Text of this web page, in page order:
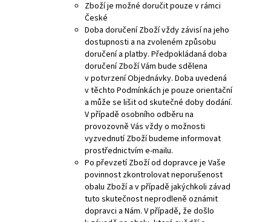
Zboží je možné doručit pouze v rámci
České
Doba doručení Zboží vždy závisí na jeho
dostupnosti a na zvoleném způsobu
doručení a platby. Předpokládaná doba
doručení Zboží Vám bude sdělena
v potvrzení Objednávky. Doba uvedená
v těchto Podmínkách je pouze orientační
a může se lišit od skutečné doby dodání.
V případě osobního odběru na
provozovně Vás vždy o možnosti
vyzvednutí Zboží budeme informovat
prostřednictvím e-mailu.
Po převzetí Zboží od dopravce je Vaše
povinnost zkontrolovat neporušenost
obalu Zboží a v případě jakýchkoli závad
tuto skutečnost neprodleně oznámit
dopravci a Nám. V případě, že došlo